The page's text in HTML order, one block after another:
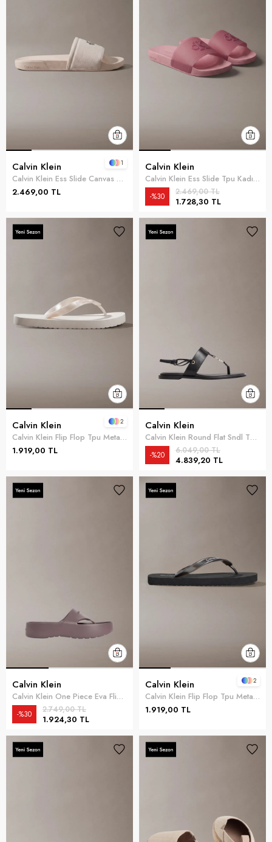
Calvin Klein
Calvin Klein Ess Slide Canvas Hdw Kadın Terlik Bej
2.469,00 TL
1 Calvin Klein
Calvin Klein Ess Slide Tpu Kadın Terlik Mor
1.728,30 TL
2.469,00 TL
%30
Calvin Klein
Calvin Klein Flip Flop Tpu Metall Kadın Terlik Gri
1.919,00 TL
2 Calvin Klein
Calvin Klein Round Flat Sndl Thon Kadın Sandalet Siyah
4.839,20 TL
6.049,00 TL
%20
Calvin Klein
Calvin Klein One Piece Eva Flip F Kadın Terlik Gri
1.924,30 TL
2.749,00 TL
%30
Calvin Klein
Calvin Klein Flip Flop Tpu Metall Kadın Terlik Siyah
1.919,00 TL
2